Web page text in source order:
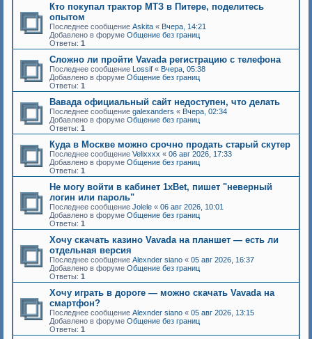
Кто покупал трактор МТЗ в Питере, поделитесь
опытом
Последнее сообщение Askita « Вчера, 14:21
Добавлено в форуме Общение без границ
Ответы: 1
Сложно ли пройти Vavada регистрацию с телефона
Последнее сообщение Lossif « Вчера, 05:38
Добавлено в форуме Общение без границ
Ответы: 1
Вавада официальный сайт недоступен, что делать
Последнее сообщение galexanders « Вчера, 02:34
Добавлено в форуме Общение без границ
Ответы: 1
Куда в Москве можно срочно продать старый скутер
Последнее сообщение Velixxxx « 06 авг 2026, 17:33
Добавлено в форуме Общение без границ
Ответы: 1
Не могу войти в кабинет 1xBet, пишет "неверный
логин или пароль"
Последнее сообщение Jolele « 06 авг 2026, 10:01
Добавлено в форуме Общение без границ
Ответы: 1
Хочу скачать казино Vavada на планшет — есть ли
отдельная версия
Последнее сообщение Alexnder siano « 05 авг 2026, 16:37
Добавлено в форуме Общение без границ
Ответы: 1
Хочу играть в дороге — можно скачать Vavada на
смартфон?
Последнее сообщение Alexnder siano « 05 авг 2026, 13:15
Добавлено в форуме Общение без границ
Ответы: 1